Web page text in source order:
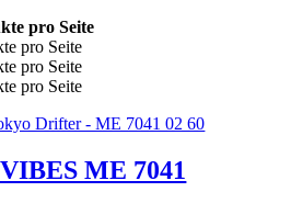
pro Seite
pro Seite
pro Seite
pro Seite
ME 7041